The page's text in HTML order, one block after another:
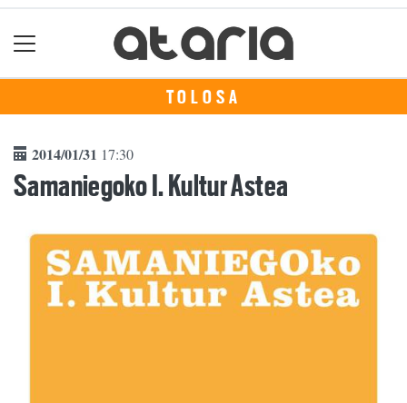
TOLOSA
2014/01/31 17:30
Samaniegoko I. Kultur Astea